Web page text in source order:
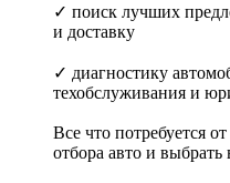
✓ поиск лучших
и доставку
✓ диагностику
техобслуживания и
Все что потребуется
отбора авто и